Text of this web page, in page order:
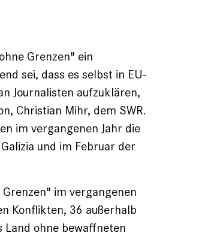
Grenzen" ein
sei, dass es selbst in EU-
Journalisten aufzuklären,
Christian Mihr, dem SWR.
im vergangenen Jahr die
und im Februar der
im vergangenen
Konflikten, 36 außerhalb
Land ohne bewaffneten